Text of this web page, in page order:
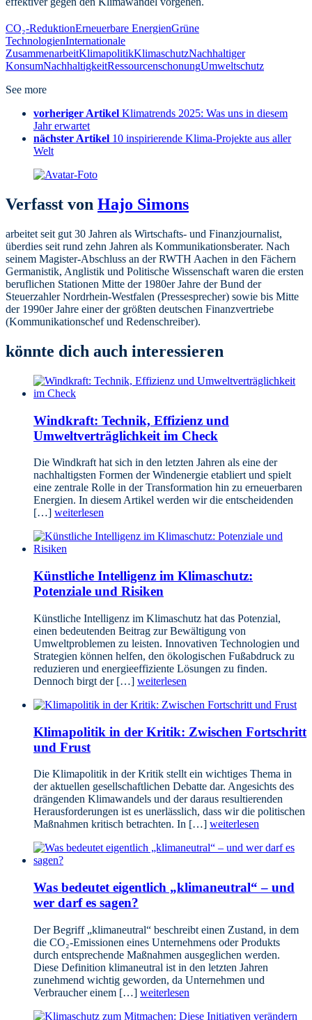
CO₂-ReduktionErneuerbare EnergienGrüne
TechnologienInternationale
ZusammenarbeitKlimapolitikKlimaschutzNachhaltiger
KonsumNachhaltigkeitRessourcenschonungUmweltschutz
See more
vorheriger Artikel Klimatrends 2025: Was uns in diesem
Jahr erwartet
nächster Artikel 10 inspirierende Klima-Projekte aus aller
Welt
Verfasst von Hajo Simons
arbeitet seit gut 30 Jahren als Wirtschafts- und Finanzjournalist,
überdies seit rund zehn Jahren als Kommunikationsberater. Nach
seinem Magister-Abschluss an der RWTH Aachen in den Fächern
Germanistik, Anglistik und Politische Wissenschaft waren die ersten
beruflichen Stationen Mitte der 1980er Jahre der Bund der
Steuerzahler Nordrhein-Westfalen (Pressesprecher) sowie bis Mitte
der 1990er Jahre einer der größten deutschen Finanzvertriebe
(Kommunikationschef und Redenschreiber).
könnte dich auch interessieren
Windkraft: Technik, Effizienz und
Umweltverträglichkeit im Check
Die Windkraft hat sich in den letzten Jahren als eine der
nachhaltigsten Formen der Windenergie etabliert und spielt
eine zentrale Rolle in der Transformation hin zu erneuerbaren
Energien. In diesem Artikel werden wir die entscheidenden
[…] weiterlesen
Künstliche Intelligenz im Klimaschutz:
Potenziale und Risiken
Künstliche Intelligenz im Klimaschutz hat das Potenzial,
einen bedeutenden Beitrag zur Bewältigung von
Umweltproblemen zu leisten. Innovativen Technologien und
Strategien können helfen, den ökologischen Fußabdruck zu
reduzieren und energieeffiziente Lösungen zu finden.
Dennoch birgt der […] weiterlesen
Klimapolitik in der Kritik: Zwischen Fortschritt
und Frust
Die Klimapolitik in der Kritik stellt ein wichtiges Thema in
der aktuellen gesellschaftlichen Debatte dar. Angesichts des
drängenden Klimawandels und der daraus resultierenden
Herausforderungen ist es unerlässlich, dass wir die politischen
Maßnahmen kritisch betrachten. In […] weiterlesen
Was bedeutet eigentlich „klimaneutral“ – und
wer darf es sagen?
Der Begriff „klimaneutral“ beschreibt einen Zustand, in dem
die CO₂-Emissionen eines Unternehmens oder Produkts
durch entsprechende Maßnahmen ausgeglichen werden.
Diese Definition klimaneutral ist in den letzten Jahren
zunehmend wichtig geworden, da Unternehmen und
Verbraucher einem […] weiterlesen